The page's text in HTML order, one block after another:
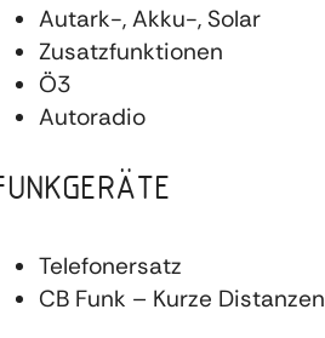
Autark-, Akku-, Solar
Zusatzfunktionen
Ö3
Autoradio
Telefonersatz
CB Funk – Kurze Distanzen